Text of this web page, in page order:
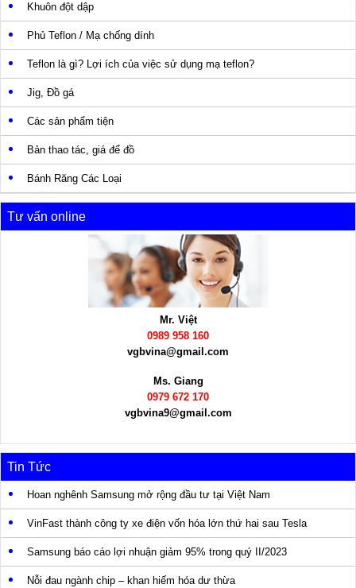
Khuôn đột dập
Phủ Teflon / Mạ chống dính
Teflon là gì? Lợi ích của việc sử dụng mạ teflon?
Jig, Đồ gá
Các sản phẩm tiện
Bản thao tác, giá để đồ
Bánh Răng Các Loại
Tư vấn online
Mr. Việt
0989 958 160
vgbvina@gmail.com
Ms. Giang
0979 672 170
vgbvina9@gmail.com
Tin Tức
Hoan nghênh Samsung mở rộng đầu tư tại Việt Nam
VinFast thành công ty xe điện vốn hóa lớn thứ hai sau Tesla
Samsung báo cáo lợi nhuận giảm 95% trong quý II/2023
Nỗi đau ngành chip – khan hiếm hóa dư thừa